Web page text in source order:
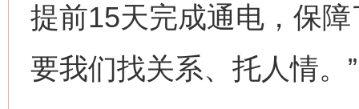
提前15天完成通电，保
要我们找关系、托人情。”